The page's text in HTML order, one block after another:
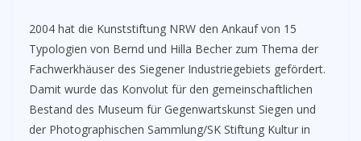
2004 hat die Kunststiftung NRW den Ankauf von 15
Typologien von Bernd und Hilla Becher zum Thema der
Fachwerkhäuser des Siegener Industriegebiets gefördert.
Damit wurde das Konvolut für den gemeinschaftlichen
Bestand des Museum für Gegenwartskunst Siegen und
der Photographischen Sammlung/SK Stiftung Kultur in